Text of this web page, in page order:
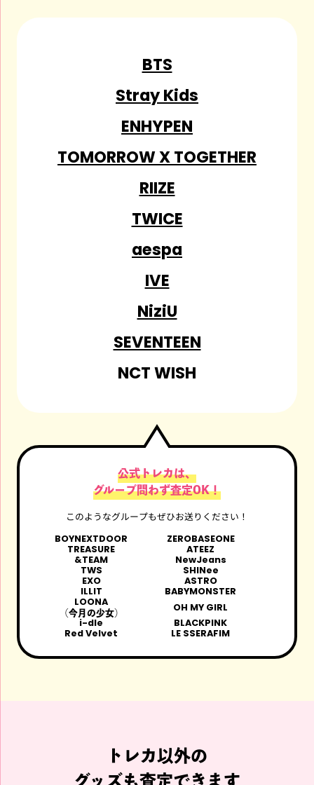
BTS
Stray Kids
ENHYPEN
TOMORROW X TOGETHER
RIIZE
TWICE
aespa
IVE
NiziU
SEVENTEEN
NCT WISH
公式トレカは、
グループ問わず査定OK！
このようなグループもぜひお送りください！
BOYNEXTDOOR
ZEROBASEONE
TREASURE
ATEEZ
&TEAM
NewJeans
TWS
SHINee
EXO
ASTRO
ILLIT
BABYMONSTER
LOONA
（今月の少女）
OH MY GIRL
i-dle
BLACKPINK
Red Velvet
LE SSERAFIM
トレカ以外の
グッズも査定できます